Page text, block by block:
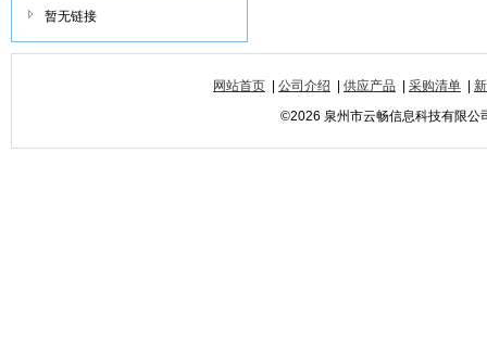
暂无链接
网站首页 公司介绍 供应产品 采购清单
©2026 泉州市云畅信息科技有限